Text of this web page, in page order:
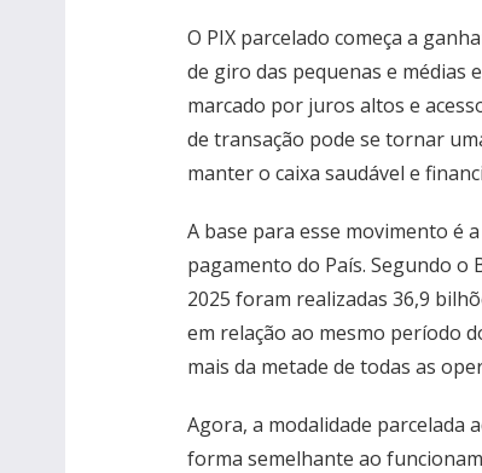
O PIX parcelado começa a
de giro das pequenas e médias
marcado por juros altos e
de transação pode se tornar
manter o caixa saudável e
A base para esse movimento é
pagamento do País. Segundo
2025 foram realizadas 36,9
em relação ao mesmo período
mais da metade de todas as
Agora, a modalidade parcelada
forma semelhante ao